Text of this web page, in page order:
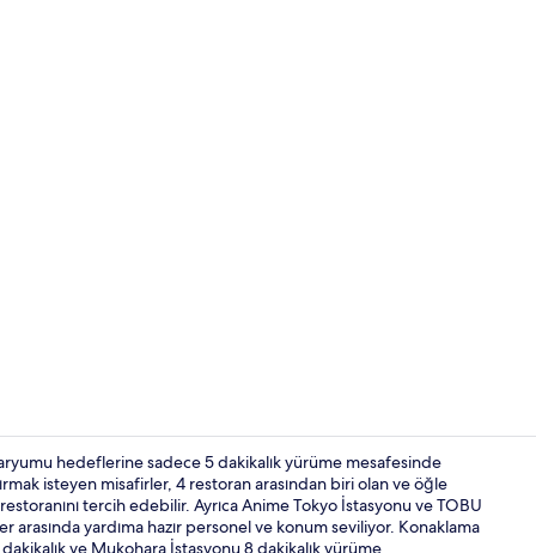
Deluxe İki
hedeflerine sadece 5 dakikalık yürüme mesafesinde
isteyen misafirler, 4 restoran arasından biri olan ve öğle
tercih edebilir. Ayrıca Anime Tokyo İstasyonu ve TOBU
yardıma hazır personel ve konum seviliyor. Konaklama
ve Mukohara İstasyonu 8 dakikalık yürüme